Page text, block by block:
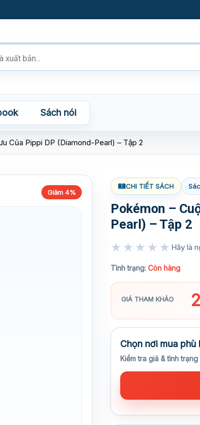
Sách nói
Của Pippi DP (Diamond-Pearl) – Tập 2
Giảm 4%
CHI TIẾT SÁCH
Pokémon –
Pearl) – Tập 2
★★★★★ Hãy là
Tình trạng: Còn hàng
GIÁ THAM KHẢO
Chọn nơi mua phù
Kiểm tra giá & tình